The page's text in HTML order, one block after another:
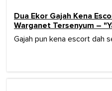
Dua Ekor Gajah Kena
Warganet Tersenyum –
Gajah pun kena escort dah